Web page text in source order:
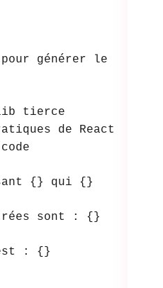
générer le
tierce
de React
{} qui {}
sont : {}
: {}